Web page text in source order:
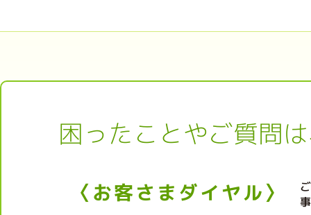
困ったことやご質問
〈お客さまダイヤル〉